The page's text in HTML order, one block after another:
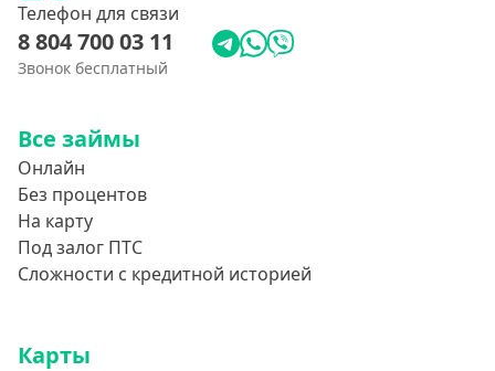
Телефон для связи
8 804 700 03 11
Звонок бесплатный
Все займы
Онлайн
Без процентов
На карту
Под залог ПТС
Сложности с кредитной историей
Карты